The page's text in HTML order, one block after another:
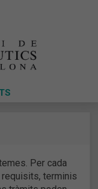
Per cada
terminis